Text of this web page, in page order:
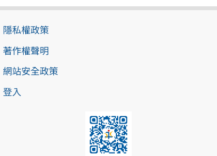
隱私權政策
著作權聲明
網站安全政策
登入